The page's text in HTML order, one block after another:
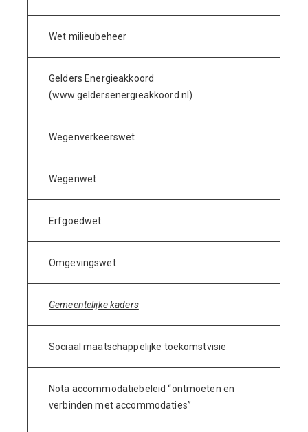
Wet milieubeheer
Gelders Energieakkoord
(www.geldersenergieakkoord.nl)
Wegenverkeerswet
Wegenwet
Erfgoedwet
Omgevingswet
Gemeentelijke kaders
Sociaal maatschappelijke toekomstvisie
Nota accommodatiebeleid “ontmoeten en
verbinden met accommodaties”